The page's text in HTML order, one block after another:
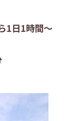
1日1時間～